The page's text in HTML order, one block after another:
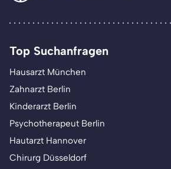
Top Suchanfragen
Hausarzt München
Zahnarzt Berlin
Kinderarzt Berlin
Psychotherapeut Berlin
Hautarzt Hannover
Chirurg Düsseldorf